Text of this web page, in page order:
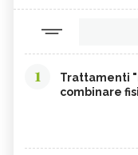
1
Trattamenti
combinare